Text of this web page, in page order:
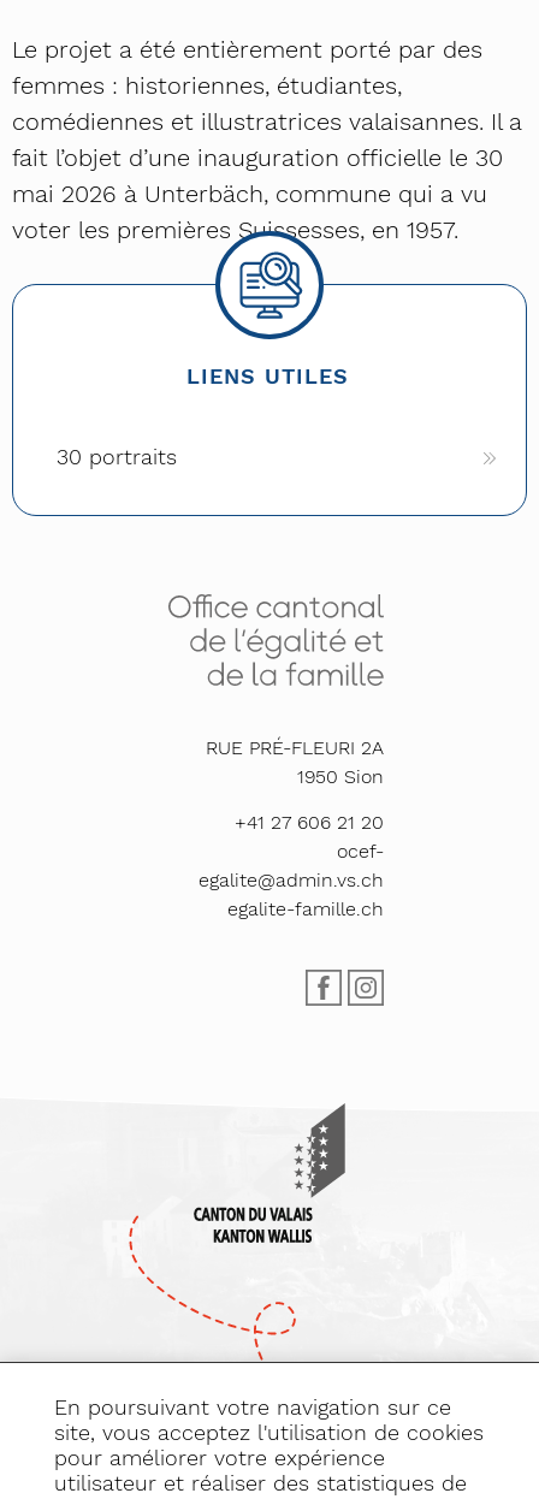
Le projet a été entièrement porté par des
femmes : historiennes, étudiantes,
comédiennes et illustratrices valaisannes. Il a
fait l’objet d’une inauguration officielle le 30
mai 2026 à Unterbäch, commune qui a vu
voter les premières Suissesses, en 1957.
LIENS UTILES
30 portraits
RUE PRÉ-FLEURI 2A
1950 Sion
+41 27 606 21 20
ocef-
egalite@admin.vs.ch
egalite-famille.ch
Abonnez-vous
à notre newsletter
En poursuivant votre navigation sur ce
site, vous acceptez l'utilisation de cookies
pour améliorer votre expérience
utilisateur et réaliser des statistiques de